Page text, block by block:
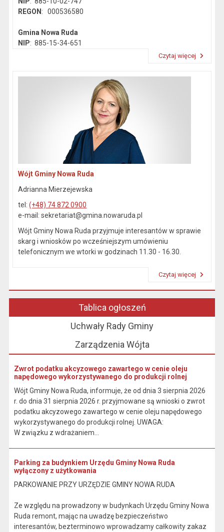
REGON : 000536580
Gmina Nowa Ruda
NIP: 885-15-34-651
Czytaj więcej
Wójt Gminy Nowa Ruda
Adrianna Mierzejewska
tel:(+48) 74 872 0900
e-mail: sekretariat@gmina.nowaruda.pl
Wójt Gminy Nowa Ruda przyjmuje interesantów w sprawie
skarg i wniosków po wcześniejszym umówieniu
telefonicznym we wtorki w godzinach 11.30 - 16.30.
Czytaj więcej
Tablica ogłoszeń
Uchwały Rady Gminy
Zarządzenia Wójta
Zwrot podatku akcyzowego zawartego w cenie oleju
napędowego wykorzystywanego do produkcji rolnej
Wójt Gminy Nowa Ruda, informuje, że od dnia 3 sierpnia 2026
r. do dnia 31 sierpnia 2026 r. przyjmowane są wnioski o zwrot
podatku akcyzowego zawartego w cenie oleju napędowego
wykorzystywanego do produkcji rolnej. UWAGA:
W związku z wdrażaniem...
Parking za budynkiem Urzędu Gminy Nowa Ruda
wyłączony z użytkowania
PARKOWANIE PRZY URZĘDZIE GMINY NOWA RUDA
Ze względu na prowadzony w budynkach Urzędu Gminy Nowa
Ruda remont, mając na uwadzę bezpieczeństwo
interesantów, bezterminowo wprowadzamy całkowity zakaz